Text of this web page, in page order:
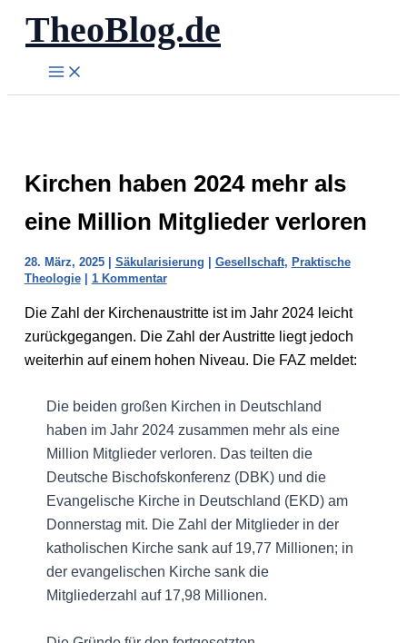
Zum
Inhalt
springen
TheoBlog.de
Kirchen haben 2024 mehr als
eine Million Mitglieder verloren
28. März, 2025 | Säkularisierung | Gesellschaft, Praktische
Theologie| 1 Kommentar
Die Zahl der Kirchenaustritte ist im Jahr 2024 leicht
zurückgegangen. Die Zahl der Austritte liegt jedoch
weiterhin auf einem hohen Niveau. Die FAZ meldet:
Die beiden großen Kirchen in Deutschland
haben im Jahr 2024 zusammen mehr als eine
Million Mitglieder verloren. Das teilten die
Deutsche Bischofskonferenz (DBK) und die
Evangelische Kirche in Deutschland (EKD) am
Donnerstag mit. Die Zahl der Mitglieder in der
katholischen Kirche sank auf 19,77 Millionen; in
der evangelischen Kirche sank die
Mitgliederzahl auf 17,98 Millionen.